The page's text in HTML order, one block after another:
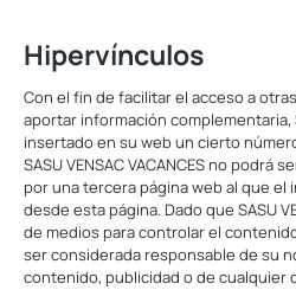
Hipervínculos
Con el fin de facilitar el acceso a
aportar información complementaria,
insertado en su web un cierto
SASU VENSAC VACANCES no podrá
por una tercera página web al que
desde esta página. Dado que SASU
de medios para controlar el
ser considerada responsable de su
contenido, publicidad o de cualquier